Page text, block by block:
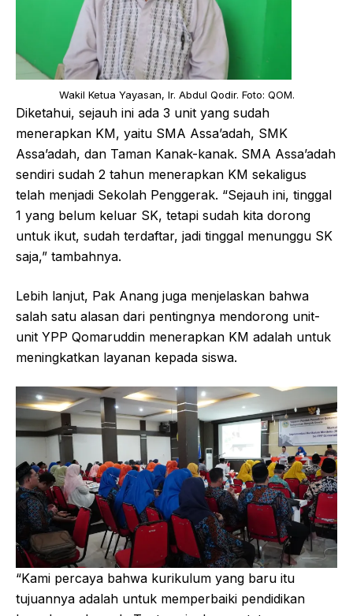
Wakil Ketua Yayasan, Ir. Abdul Qodir. Foto: QOM.
Diketahui, sejauh ini ada 3 unit yang sudah
menerapkan KM, yaitu SMA Assa’adah, SMK
Assa’adah, dan Taman Kanak-kanak. SMA Assa’adah
sendiri sudah 2 tahun menerapkan KM sekaligus
telah menjadi Sekolah Penggerak. “Sejauh ini, tinggal
1 yang belum keluar SK, tetapi sudah kita dorong
untuk ikut, sudah terdaftar, jadi tinggal menunggu SK
saja,” tambahnya.
Lebih lanjut, Pak Anang juga menjelaskan bahwa
salah satu alasan dari pentingnya mendorong unit-
unit YPP Qomaruddin menerapkan KM adalah untuk
meningkatkan layanan kepada siswa.
“Kami percaya bahwa kurikulum yang baru itu
tujuannya adalah untuk memperbaiki pendidikan